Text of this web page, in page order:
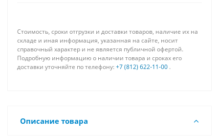
Стоимость, сроки отгрузки и доставки товаров, наличие их на
складе и иная информация, указанная на сайте, носит
справочный характер и не является публичной офертой.
Подробную информацию о наличии товара и сроках его
доставки уточняйте по телефону: +7 (812) 622-11-00 .
Описание товара